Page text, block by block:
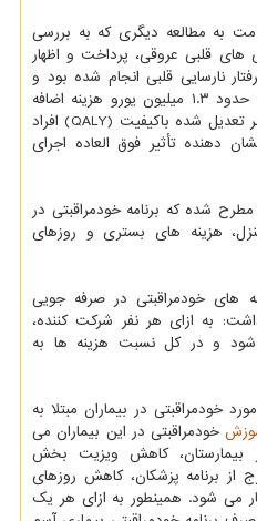
به مطالعه دیگری که به بررسی
های قلبی عروقی، پرداخت و اظهار
در ۱۰۰ بیمار گرفتار نارسایی قلبی انجام شده بود و
مشخص شد که اجرای این برنامه حدود ۱.۳ میلیون یورو هزینه اضافه
ایجاد می کند؛ ولی تعداد سال عمر تعدیل شده باکیفیت (QALY) افراد
دهنده تأثیر فوق العاده اجرای
شده که برنامه خودمراقبتی در
هزینه های بستری و روزهای
های خودمراقبتی در صرفه جویی
به ازای هر نفر شرکت کننده،
می شود و در کل نسبت هزینه ها به
خودمراقبتی در بیماران مبتلا به
خودمراقبتی در این بیماران می
کاهش ویزیت بخش
از برنامه پزشکان، کاهش روزهای
می شود. همینطور به ازای هر یک